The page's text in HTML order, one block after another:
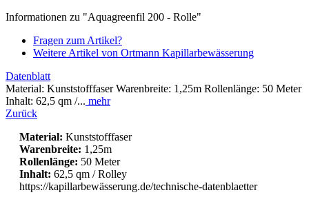
Informationen zu "Aquagreenfil 200 - Rolle"
Fragen zum Artikel?
Weitere Artikel von Ortmann Kapillarbewässerung
Datenblatt
Material: Kunststofffaser Warenbreite: 1,25m Rollenlänge: 50 Meter
Inhalt: 62,5 qm /... mehr
Zurück
Material: Kunststofffaser
Warenbreite: 1,25m
Rollenlänge: 50 Meter
Inhalt: 62,5 qm / Rolley
https://kapillarbewässerung.de/technische-datenblaetter